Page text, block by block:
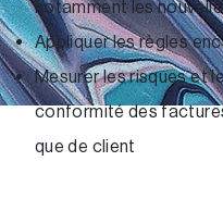
notamment les
Appliquer les règles
Mesurer les risques et
conformité des
que de client